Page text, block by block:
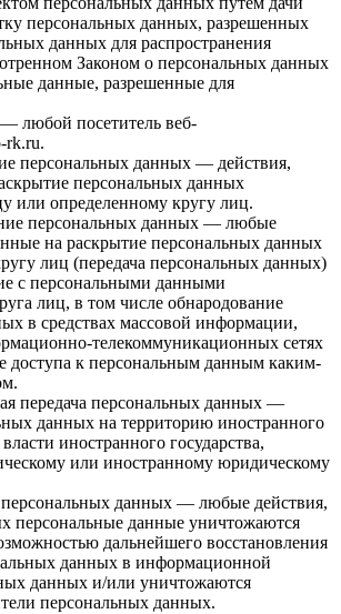
персональных данных, разрешенных
данных для распространения
Законом о персональных данных
данные, разрешенные для
— любой посетитель веб-
rk.ru.
персональных данных — действия,
персональных данных
или определенному кругу лиц.
персональных данных — любые
на раскрытие персональных данных
лиц (передача персональных данных)
с персональными данными
лиц, в том числе обнародование
в средствах массовой информации,
телекоммуникационных сетях
доступа к персональным данным каким-
передача персональных данных —
данных на территорию иностранного
иностранного государства,
или иностранному юридическому
данных — любые действия,
персональные данные уничтожаются
дальнейшего восстановления
данных в информационной
данных и/или уничтожаются
персональных данных.